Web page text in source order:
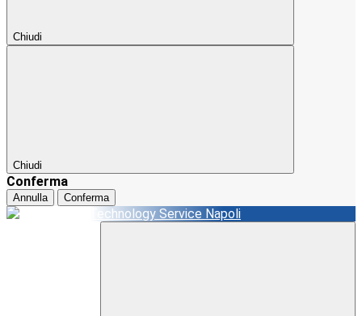
Chiudi
Chiudi
Conferma
Annulla Conferma